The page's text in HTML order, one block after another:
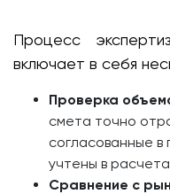
Процесс
включает в себя
Проверка
смета точно
согласованные
учтены в
Сравнение с